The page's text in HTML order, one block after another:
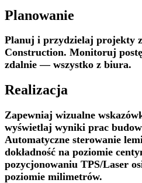
Planowanie
Planuj i przydzielaj projekty
Construction. Monitoruj
zdalnie — wszystko z biura.
Realizacja
Zapewniaj wizualne
wyświetlaj wyniki prac
Automatyczne sterowanie
dokładność na poziomie
pozycjonowaniu TPS/Laser
poziomie milimetrów.